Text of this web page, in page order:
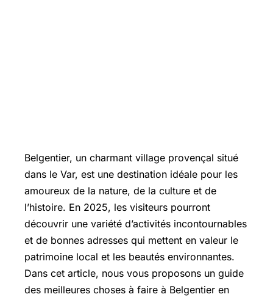
Belgentier, un charmant village provençal situé
dans le Var, est une destination idéale pour les
amoureux de la nature, de la culture et de
l’histoire. En 2025, les visiteurs pourront
découvrir une variété d’activités incontournables
et de bonnes adresses qui mettent en valeur le
patrimoine local et les beautés environnantes.
Dans cet article, nous vous proposons un guide
des meilleures choses à faire à Belgentier en